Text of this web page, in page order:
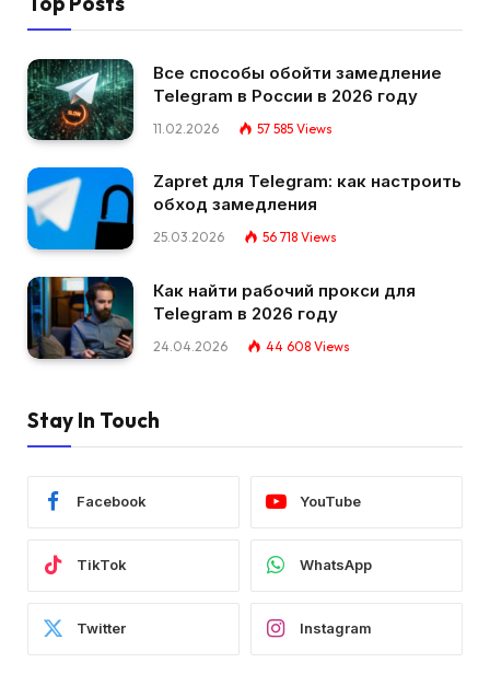
Все способы обойти замедление
Telegram в России в 2026 году
11.02.2026 57 585 Views
Zapret для Telegram: как настроить
обход замедления
25.03.2026 56 718 Views
Как найти рабочий прокси для
Telegram в 2026 году
24.04.2026 44 608 Views
Stay In Touch
Facebook YouTube
TikTok WhatsApp
Twitter Instagram